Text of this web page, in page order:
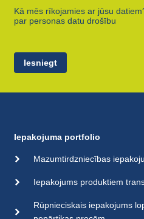
Kā mēs rīkojamies ar jūsu
par personas datu drošību
Iesniegt
Iepakojuma portfolio
Mazumtirdzniecības
Iepakojums produktiem
Rūpnieciskais iepakojums